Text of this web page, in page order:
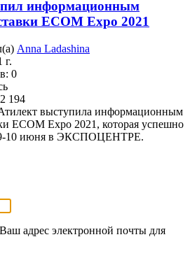
информационным
ECOM Expo 2021
Anna Ladashina
г.
0
194
выступила информационным
ECOM Expo 2021, которая успешно
10 июня в ЭКСПОЦЕНТРЕ.
адрес электронной почты для